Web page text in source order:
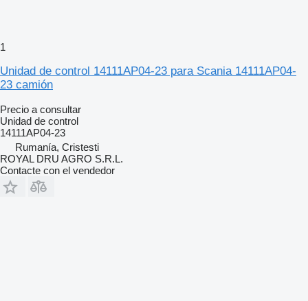
1
Unidad de control 14111AP04-23 para Scania 14111AP04-
23 camión
Precio a consultar
Unidad de control
14111AP04-23
Rumanía, Cristesti
ROYAL DRU AGRO S.R.L.
Contacte con el vendedor